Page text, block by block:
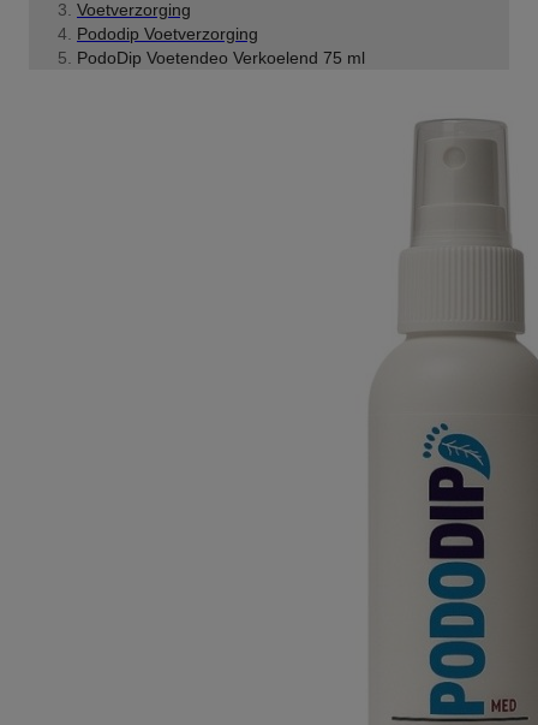
Voetverzorging
Pododip Voetverzorging
PodoDip Voetendeo Verkoelend 75 ml